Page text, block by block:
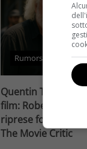
Rumors
Quentin Tarantino
film: Robert
riprese forse nel
The Movie Critic